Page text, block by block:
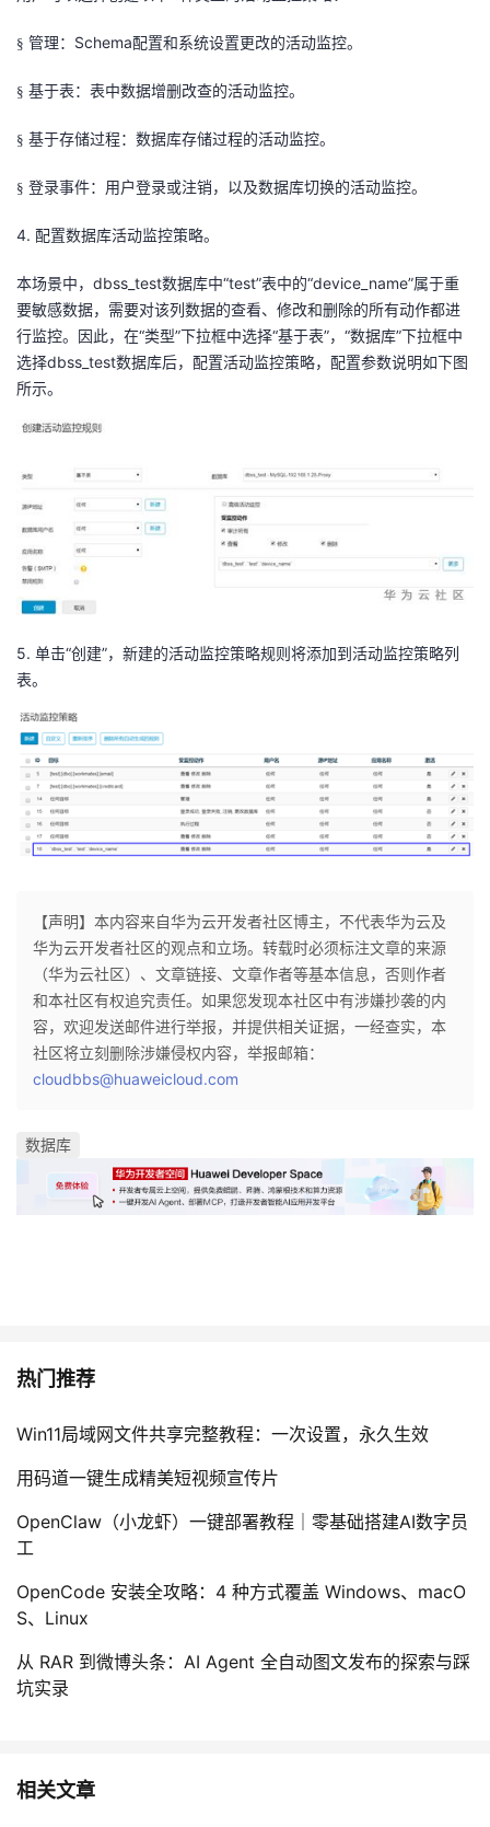
§ 管理：Schema配置和系统设置更改的活动监控。
§ 基于表：表中数据增删改查的活动监控。
§ 基于存储过程：数据库存储过程的活动监控。
§ 登录事件：用户登录或注销，以及数据库切换的活动监控。
4. 配置数据库活动监控策略。
本场景中，dbss_test数据库中“test”表中的“device_name”属于重
要敏感数据，需要对该列数据的查看、修改和删除的所有动作都进
行监控。因此，在“类型”下拉框中选择“基于表”，“数据库”下拉框中
选择dbss_test数据库后，配置活动监控策略，配置参数说明如下图
所示。
5. 单击“创建”，新建的活动监控策略规则将添加到活动监控策略列
表。
【声明】本内容来自华为云开发者社区博主，不代表华为云及
华为云开发者社区的观点和立场。转载时必须标注文章的来源
（华为云社区）、文章链接、文章作者等基本信息，否则作者
和本社区有权追究责任。如果您发现本社区中有涉嫌抄袭的内
容，欢迎发送邮件进行举报，并提供相关证据，一经查实，本
社区将立刻删除涉嫌侵权内容，举报邮箱：
cloudbbs@huaweicloud.com
数据库
热门推荐
Win11局域网文件共享完整教程：一次设置，永久生效
用码道一键生成精美短视频宣传片
OpenClaw（小龙虾）一键部署教程｜零基础搭建AI数字员
工
OpenCode 安装全攻略：4 种方式覆盖 Windows、macO
S、Linux
从 RAR 到微博头条：AI Agent 全自动图文发布的探索与踩
坑实录
相关文章